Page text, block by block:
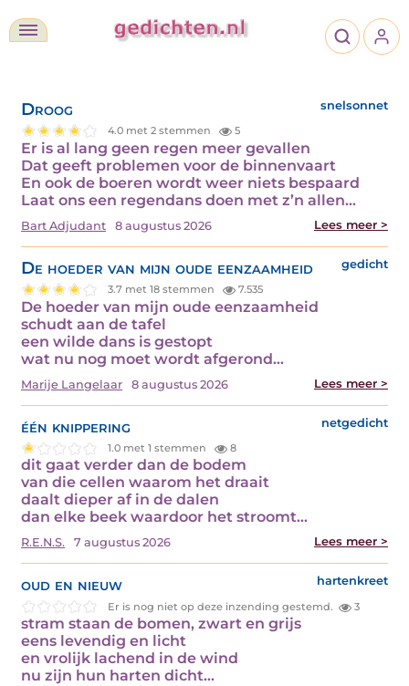
Droog snelsonnet
4.0 met 2 stemmen 5
Er is al lang geen regen meer gevallen
Dat geeft problemen voor de binnenvaart
En ook de boeren wordt weer niets bespaard
Laat ons een regendans doen met z’n allen…
Bart Adjudant 8 augustus 2026 Lees meer >
De hoeder van mijn oude eenzaamheid gedicht
3.7 met 18 stemmen 7.535
De hoeder van mijn oude eenzaamheid
schudt aan de tafel
een wilde dans is gestopt
wat nu nog moet wordt afgerond…
Marije Langelaar 8 augustus 2026 Lees meer >
één knippering netgedicht
1.0 met 1 stemmen 8
dit gaat verder dan de bodem
van die cellen waarom het draait
daalt dieper af in de dalen
dan elke beek waardoor het stroomt…
R.E.N.S. 7 augustus 2026 Lees meer >
oud en nieuw hartenkreet
Er is nog niet op deze inzending gestemd. 3
stram staan de bomen, zwart en grijs
eens levendig en licht
en vrolijk lachend in de wind
nu zijn hun harten dicht…